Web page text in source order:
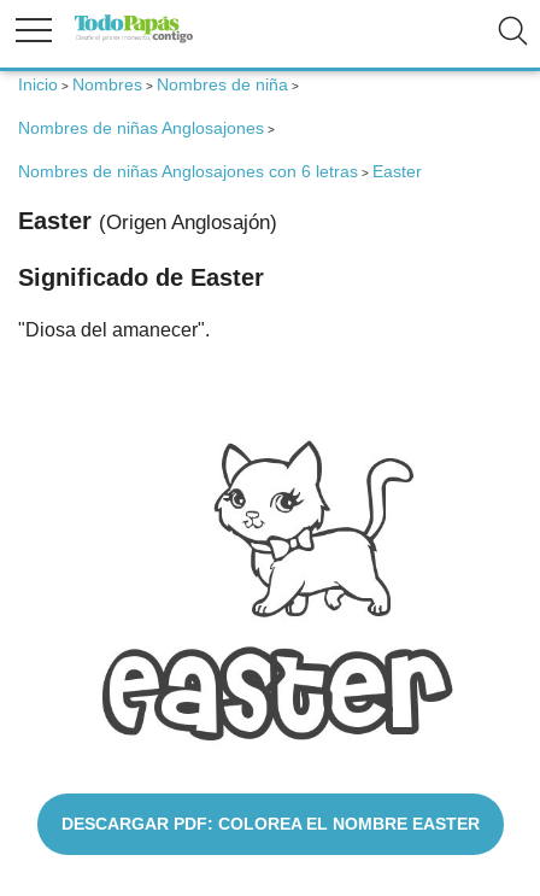
Fertilidad
Embarazo
Bebé
Inicio > Nombres > Nombres de niña >
Nombres de niñas Anglosajones >
Nombres de niñas Anglosajones con 6 letras > Easter
Easter (Origen Anglosajón)
Significado de Easter
"Diosa del amanecer".
DESCARGAR PDF: COLOREA EL NOMBRE EASTER